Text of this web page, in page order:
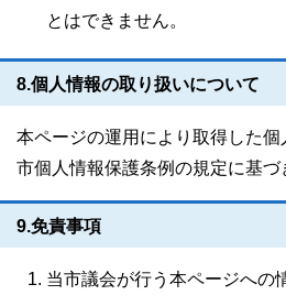
とはできません。
8.個人情報の取り扱いについて
本ページの運用により取得した
市個人情報保護条例の規定に基づ
9.免責事項
当市議会が行う本ページへの